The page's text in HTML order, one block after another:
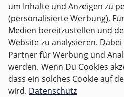
AGB Impressum
Alle Preise inkl. gesetzl.
und ggf.
um Inhalte und Anzeigen zu
(personalisierte Werbung),
Medien bereitzustellen und
Website zu analysieren.
Partner für Werbung und
werden. Wenn Du Cookies
dass ein solches Cookie auf
wird. Datenschutz